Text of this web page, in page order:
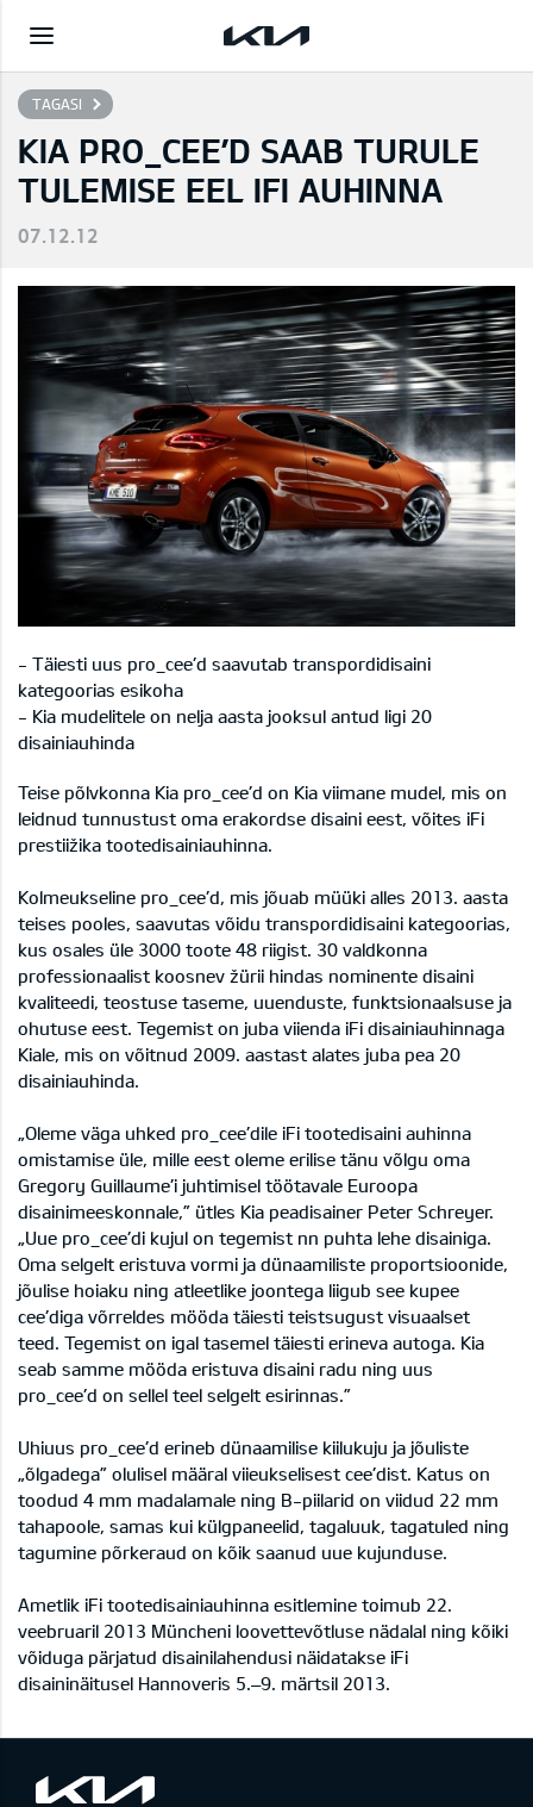
TAGASI
KIA PRO_CEE’D SAAB TURULE
TULEMISE EEL IFI AUHINNA
07.12.12
- Täiesti uus pro_cee’d saavutab transpordidisaini
kategoorias esikoha
- Kia mudelitele on nelja aasta jooksul antud ligi 20
disainiauhinda
Teise põlvkonna Kia pro_cee’d on Kia viimane mudel, mis on
leidnud tunnustust oma erakordse disaini eest, võites iFi
prestiižika tootedisainiauhinna.
Kolmeukseline pro_cee’d, mis jõuab müüki alles 2013. aasta
teises pooles, saavutas võidu transpordidisaini kategoorias,
kus osales üle 3000 toote 48 riigist. 30 valdkonna
professionaalist koosnev žürii hindas nominente disaini
kvaliteedi, teostuse taseme, uuenduste, funktsionaalsuse ja
ohutuse eest. Tegemist on juba viienda iFi disainiauhinnaga
Kiale, mis on võitnud 2009. aastast alates juba pea 20
disainiauhinda.
„Oleme väga uhked pro_cee’dile iFi tootedisaini auhinna
omistamise üle, mille eest oleme erilise tänu võlgu oma
Gregory Guillaume’i juhtimisel töötavale Euroopa
disainimeeskonnale,” ütles Kia peadisainer Peter Schreyer.
„Uue pro_cee’di kujul on tegemist nn puhta lehe disainiga.
Oma selgelt eristuva vormi ja dünaamiliste proportsioonide,
jõulise hoiaku ning atleetlike joontega liigub see kupee
cee’diga võrreldes mööda täiesti teistsugust visuaalset
teed. Tegemist on igal tasemel täiesti erineva autoga. Kia
seab samme mööda eristuva disaini radu ning uus
pro_cee’d on sellel teel selgelt esirinnas.”
Uhiuus pro_cee’d erineb dünaamilise kiilukuju ja jõuliste
„õlgadega” olulisel määral viieukselisest cee’dist. Katus on
toodud 4 mm madalamale ning B-piilarid on viidud 22 mm
tahapoole, samas kui külgpaneelid, tagaluuk, tagatuled ning
tagumine põrkeraud on kõik saanud uue kujunduse.
Ametlik iFi tootedisainiauhinna esitlemine toimub 22.
veebruaril 2013 Müncheni loovettevõtluse nädalal ning kõiki
võiduga pärjatud disainilahendusi näidatakse iFi
disaininäitusel Hannoveris 5.–9. märtsil 2013.